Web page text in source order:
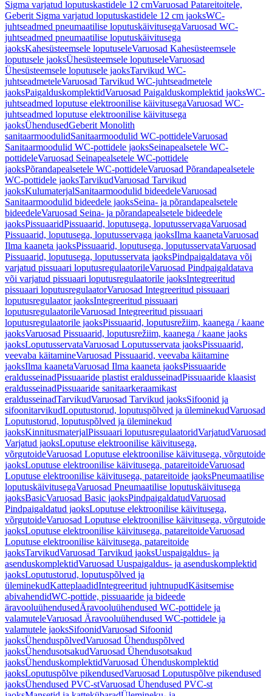
Sigma varjatud loputuskastidele 12 cmVaruosad Patareitoitele,
Geberit Sigma varjatud loputuskastidele 12 cm jaoksWC-
juhtseadmed pneumaatilise loputuskäivitusegaVaruosad WC-
juhtseadmed pneumaatilise loputuskäivitusega
jaoksKahesüsteemsele loputuseleVaruosad Kahesüsteemsele
loputusele jaoksÜhesüsteemsele loputuseleVaruosad
Ühesüsteemsele loputusele jaoksTarvikud WC-
juhtseadmeteleVaruosad Tarvikud WC-juhtseadmetele
jaoksPaigalduskomplektidVaruosad Paigalduskomplektid jaoksWC-
juhtseadmed loputuse elektroonilise käivitusegaVaruosad WC-
juhtseadmed loputuse elektroonilise käivitusega
jaoksÜhendusedGeberit Monolith
sanitaarmoodulidSanitaarmoodulid WC-pottideleVaruosad
Sanitaarmoodulid WC-pottidele jaoksSeinapealsetele WC-
pottideleVaruosad Seinapealsetele WC-pottidele
jaoksPõrandapealsetele WC-pottideleVaruosad Põrandapealsetele
WC-pottidele jaoksTarvikudVaruosad Tarvikud
jaoksKulumaterjalSanitaarmoodulid bideedeleVaruosad
Sanitaarmoodulid bideedele jaoksSeina- ja põrandapealsetele
bideedeleVaruosad Seina- ja põrandapealsetele bideedele
jaoksPissuaaridPissuaarid, loputusega, loputusservagaVaruosad
Pissuaarid, loputusega, loputusservaga jaoksIlma kaanetaVaruosad
Ilma kaaneta jaoksPissuaarid, loputusega, loputusservataVaruosad
Pissuaarid, loputusega, loputusservata jaoksPindpaigaldatava või
varjatud pissuaari loputusregulaatorileVaruosad Pindpaigaldatava
või varjatud pissuaari loputusregulaatorile jaoksIntegreeritud
pissuaari loputusregulaatorVaruosad Integreeritud pissuaari
loputusregulaator jaoksIntegreeritud pissuaari
loputusregulaatorileVaruosad Integreeritud pissuaari
loputusregulaatorile jaoksPissuaarid, loputusrežiim, kaanega / kaane
jaoksVaruosad Pissuaarid, loputusrežiim, kaanega / kaane jaoks
jaoksLoputusservataVaruosad Loputusservata jaoksPissuaarid,
veevaba käitamineVaruosad Pissuaarid, veevaba käitamine
jaoksIlma kaanetaVaruosad Ilma kaaneta jaoksPissuaaride
eraldusseinadPissuaaride plastist eraldusseinadPissuaaride klaasist
eraldusseinadPissuaaride sanitaarkeraamikast
eraldusseinadTarvikudVaruosad Tarvikud jaoksSifoonid ja
sifoonitarvikudLoputustorud, loputuspõlved ja üleminekudVaruosad
Loputustorud, loputuspõlved ja üleminekud
jaoksKinnitusmaterjalPissuaari loputusregulaatoridVarjatudVaruosad
Varjatud jaoksLoputuse elektroonilise käivitusega,
võrgutoideVaruosad Loputuse elektroonilise käivitusega, võrgutoide
jaoksLoputuse elektroonilise käivitusega, patareitoideVaruosad
Loputuse elektroonilise käivitusega, patareitoide jaoksPneumaatilise
loputuskäivitusegaVaruosad Pneumaatilise loputuskäivitusega
jaoksBasicVaruosad Basic jaoksPindpaigaldatudVaruosad
Pindpaigaldatud jaoksLoputuse elektroonilise käivitusega,
võrgutoideVaruosad Loputuse elektroonilise käivitusega, võrgutoide
jaoksLoputuse elektroonilise käivitusega, patareitoideVaruosad
Loputuse elektroonilise käivitusega, patareitoide
jaoksTarvikudVaruosad Tarvikud jaoksUuspaigaldus- ja
asenduskomplektidVaruosad Uuspaigaldus- ja asenduskomplektid
jaoksLoputustorud, loputuspõlved ja
üleminekudKatteplaadidIntegreeritud juhtnupudKäsitsemise
abivahendidWC-pottide, pissuaaride ja bideede
äravooluühendusedÄravooluühendused WC-pottidele ja
valamuteleVaruosad Äravooluühendused WC-pottidele ja
valamutele jaoksSifoonidVaruosad Sifoonid
jaoksÜhenduspõlvedVaruosad Ühenduspõlved
jaoksÜhendusotsakudVaruosad Ühendusotsakud
jaoksÜhenduskomplektidVaruosad Ühenduskomplektid
jaoksLoputuspõlve pikendusedVaruosad Loputuspõlve pikendused
jaoksÜhendused PVC-stVaruosad Ühendused PVC-st